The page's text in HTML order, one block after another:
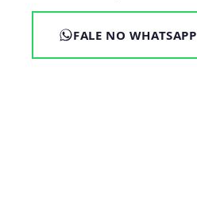
FALE NO WHATSAPP